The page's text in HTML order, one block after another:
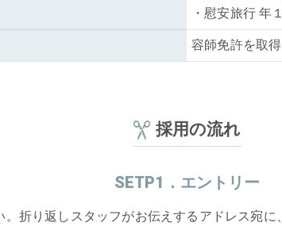
・慰安旅行 年
容師免許を取
採用の流れ
SETP1．エントリー
折り返しスタッフがお伝えするアドレス宛